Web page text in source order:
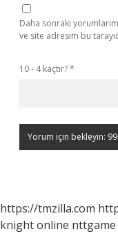
Daha sonraki
ve site adresim bu
10 - 4 kaçtır?*
https://tmzilla.com
knight online nttgame